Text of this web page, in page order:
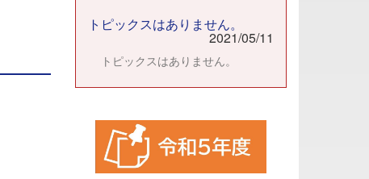
トピックスはありません。
2021/05/11
トピックスはありません。